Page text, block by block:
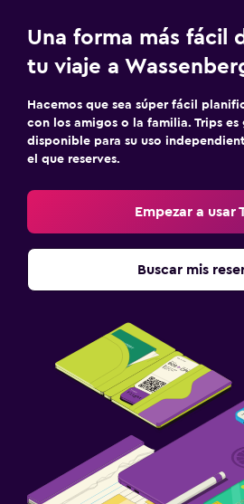
Una forma más fácil
tu viaje a
Hacemos que sea súper fácil
con los amigos o la familia. Trips es
disponible para su uso
el que reserves.
Empezar a usar
Buscar mis